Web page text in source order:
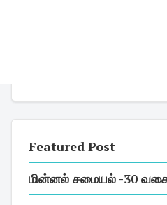
Featured Post
மின்னல் சமையல் -30 வகை